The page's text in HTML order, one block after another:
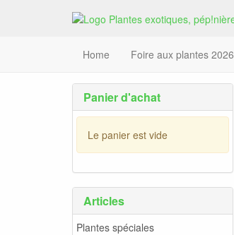
Home Foire aux plantes 2026
Panier d'achat
Le panier est vide
Articles
Plantes spéciales